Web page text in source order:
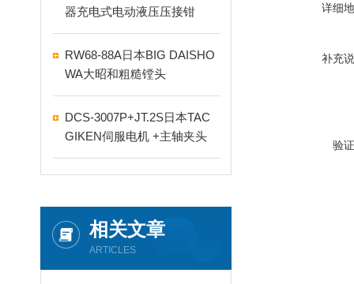
器充电式电动液压压接钳
RW68-88A日本BIG DAISHO
WA大昭和粗糙镗头
DCS-3007P+JT.2S日本TAC
GIKEN伺服电机 +主轴夹头
相关文章
ARTICLES
详细
补充
验